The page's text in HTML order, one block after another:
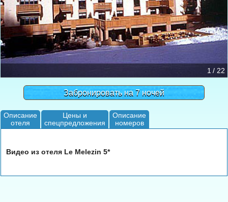
1 / 22
Забронировать на 7 ночей
Описание
отеля
Цены и
спецпредложения
Описание
номеров
Видео из отеля Le Melezin 5*